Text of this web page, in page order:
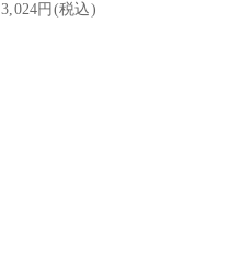
3,024円(税込)